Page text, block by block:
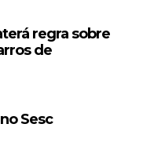
regra sobre
de
Sesc